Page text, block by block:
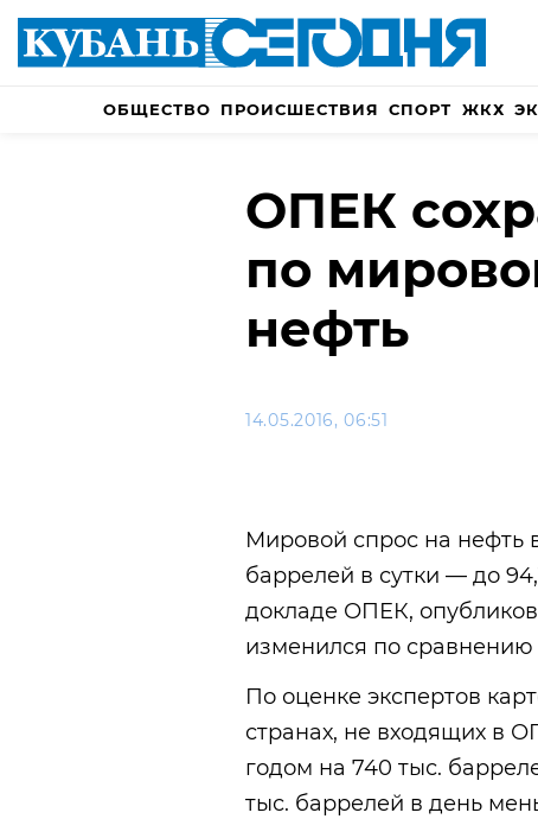
ОБЩЕСТВО ПРОИСШЕСТВИЯ СПОРТ ЖКХ
ОПЕК
по
нефть
14.05.2016, 06:51
Мировой спрос на нефть
баррелей в сутки — до
докладе ОПЕК,
изменился по
По оценке экспертов
странах, не входящих в
годом на 740 тыс.
тыс. баррелей в день